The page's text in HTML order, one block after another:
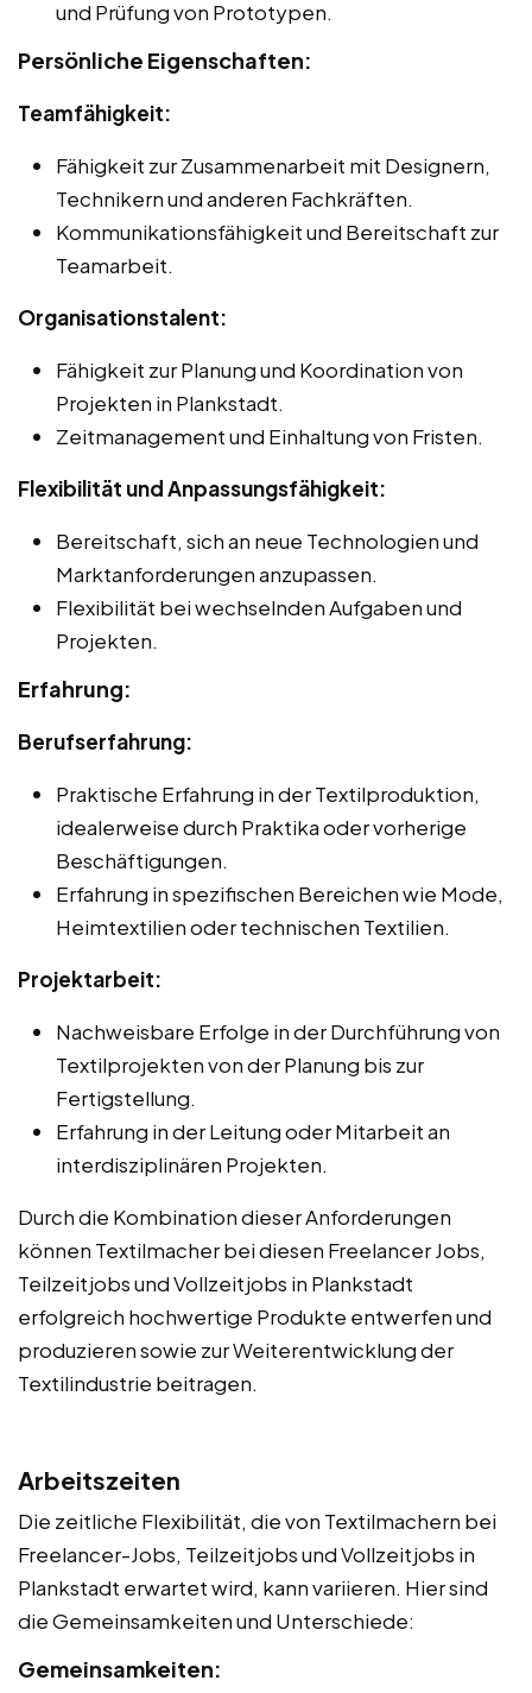
und Prüfung von Prototypen.
Persönliche Eigenschaften:
Teamfähigkeit:
Fähigkeit zur Zusammenarbeit mit Designern,
Technikern und anderen Fachkräften.
Kommunikationsfähigkeit und Bereitschaft zur
Teamarbeit.
Organisationstalent:
Fähigkeit zur Planung und Koordination von
Projekten in Plankstadt.
Zeitmanagement und Einhaltung von Fristen.
Flexibilität und Anpassungsfähigkeit:
Bereitschaft, sich an neue Technologien und
Marktanforderungen anzupassen.
Flexibilität bei wechselnden Aufgaben und
Projekten.
Erfahrung:
Berufserfahrung:
Praktische Erfahrung in der Textilproduktion,
idealerweise durch Praktika oder vorherige
Beschäftigungen.
Erfahrung in spezifischen Bereichen wie Mode,
Heimtextilien oder technischen Textilien.
Projektarbeit:
Nachweisbare Erfolge in der Durchführung von
Textilprojekten von der Planung bis zur
Fertigstellung.
Erfahrung in der Leitung oder Mitarbeit an
interdisziplinären Projekten.
Durch die Kombination dieser Anforderungen
können Textilmacher bei diesen Freelancer Jobs,
Teilzeitjobs und Vollzeitjobs in Plankstadt
erfolgreich hochwertige Produkte entwerfen und
produzieren sowie zur Weiterentwicklung der
Textilindustrie beitragen.
Arbeitszeiten
Die zeitliche Flexibilität, die von Textilmachern bei
Freelancer-Jobs, Teilzeitjobs und Vollzeitjobs in
Plankstadt erwartet wird, kann variieren. Hier sind
die Gemeinsamkeiten und Unterschiede:
Gemeinsamkeiten: